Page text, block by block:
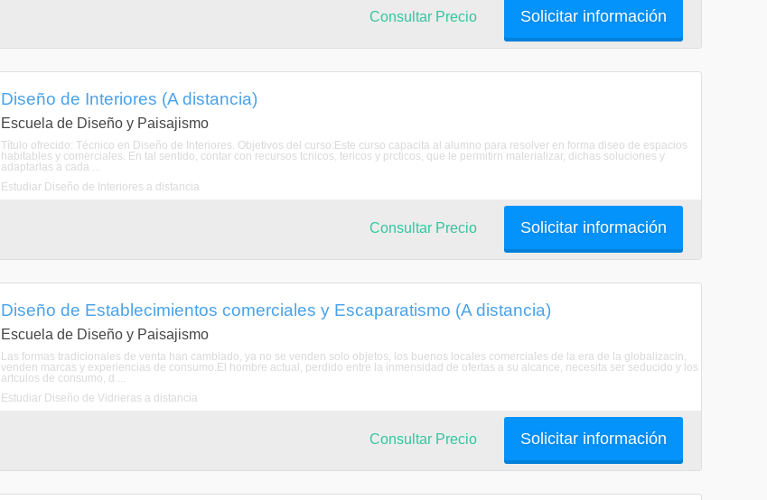
Solicitar información
Consultar Precio
Diseño de Interiores (A distancia)
Escuela de Diseño y Paisajismo
Título ofrecido: Técnico en Diseño de Interiores. Objetivos del curso:Este curso capacita al alumno para resolver en forma diseo de espacios
habitables y comerciales. En tal sentido, contar con recursos tcnicos, tericos y prcticos, que le permitirn materializar, dichas soluciones y
adaptarlas a cada ...
Estudiar Diseño de Interiores a distancia
Solicitar información
Consultar Precio
Diseño de Establecimientos comerciales y Escaparatismo (A distancia)
Escuela de Diseño y Paisajismo
Las formas tradicionales de venta han cambiado, ya no se venden solo objetos, los buenos locales comerciales de la era de la globalizacin,
venden marcas y experiencias de consumo.El hombre actual, perdido entre la inmensidad de ofertas a su alcance, necesita ser seducido y los
artculos de consumo, d ...
Estudiar Diseño de Vidrieras a distancia
Solicitar información
Consultar Precio